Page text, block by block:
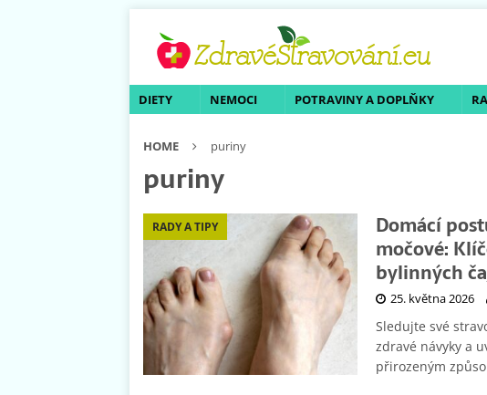
DIETY NEMOCI POTRAVINY A DOPLŇKY
HOME puriny
puriny
RADY A TIPY
Domácí
močové:
bylinných
25. května 2026
Sledujte své
zdravé návyky a
přirozeným